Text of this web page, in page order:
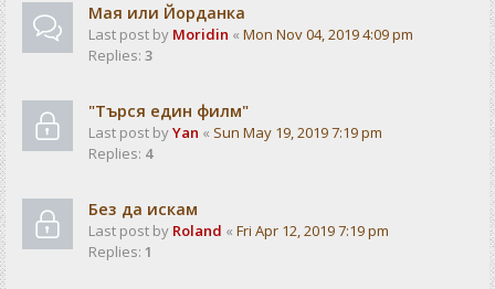
Мая или Йорданка
Last post by Moridin « Mon Nov 04, 2019 4:09 pm
Replies: 3
"Търся един филм"
Last post byYan « Sun May 19, 2019 7:19 pm
Replies: 4
Без да искам
Last post by Roland « Fri Apr 12, 2019 7:19 pm
Replies: 1